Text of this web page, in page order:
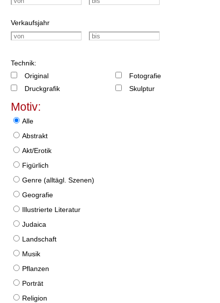
Verkaufsjahr
Technik:
Original
Druckgrafik
Fotografie
Skulptur
Motiv:
Alle
Abstrakt
Akt/Erotik
Figürlich
Genre (alltägl. Szenen)
Geografie
Illustrierte Literatur
Judaica
Landschaft
Musik
Pflanzen
Porträt
Religion